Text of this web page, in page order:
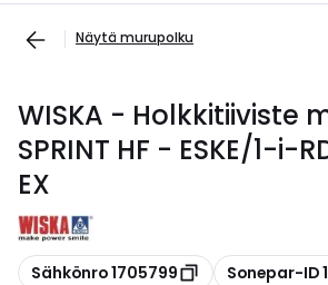
Näytä murupolku
WISKA - Holkkitiiviste
SPRINT HF - ESKE/1-i-
EX
Kopioi
Sähkönro 1705799 Kopioi
Sonepar-ID